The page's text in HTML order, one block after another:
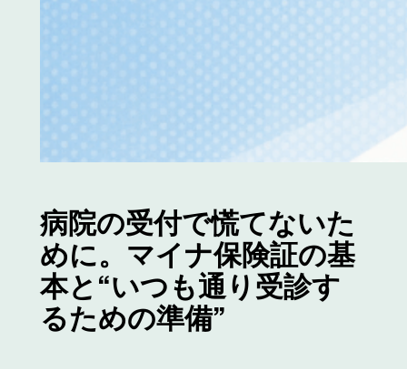
病院の受付で慌てないた
めに。マイナ保険証の基
本と“いつも通り受診す
るための準備”